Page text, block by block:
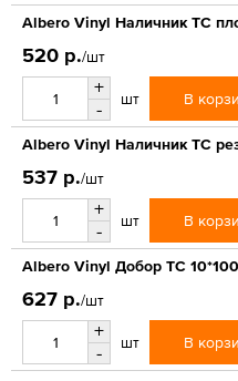
Albero Vinyl Наличник ТС
520 р./шт
+
-
шт В
Albero Vinyl Наличник ТС
537 р./шт
+
-
шт В
Albero Vinyl Добор ТС
627 р./шт
+
-
шт В